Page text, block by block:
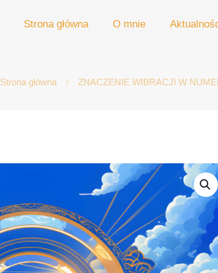
Strona główna O mnie
Strona główna ZNACZENIE WIBRACJI W